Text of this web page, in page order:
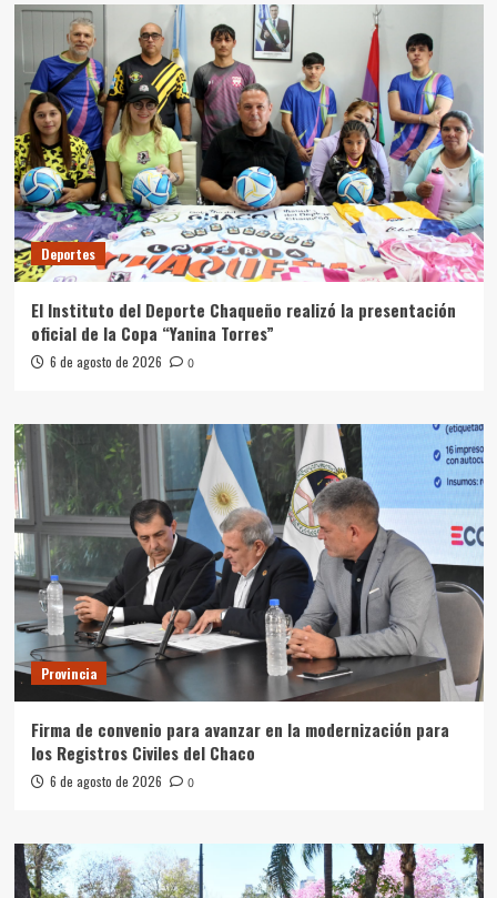
Deportes
El Instituto del Deporte Chaqueño realizó la presentación
oficial de la Copa “Yanina Torres”
6 de agosto de 2026 0
Provincia
Firma de convenio para avanzar en la modernización para
los Registros Civiles del Chaco
6 de agosto de 2026 0